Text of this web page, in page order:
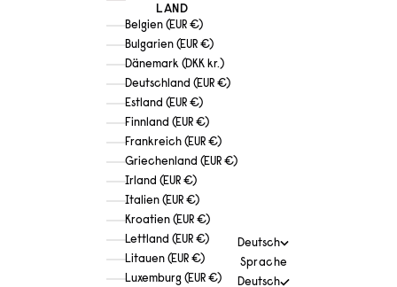
LAND
Belgien (EUR €)
Bulgarien (EUR €)
Dänemark (DKK kr.)
Deutschland (EUR €)
Estland (EUR €)
Finnland (EUR €)
Frankreich (EUR €)
Griechenland (EUR €)
Irland (EUR €)
Italien (EUR €)
Kroatien (EUR €)
Lettland (EUR €)
Litauen (EUR €)
Luxemburg (EUR €)
Deutsch
Sprache
Deutsch